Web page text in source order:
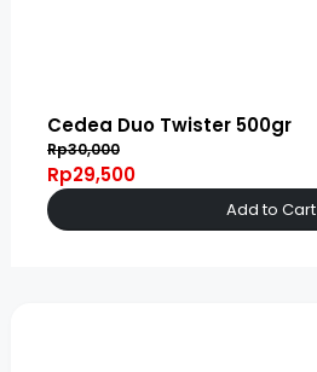
Cedea Duo Twister 500gr
Rp30,000
Rp29,500
Add to Cart